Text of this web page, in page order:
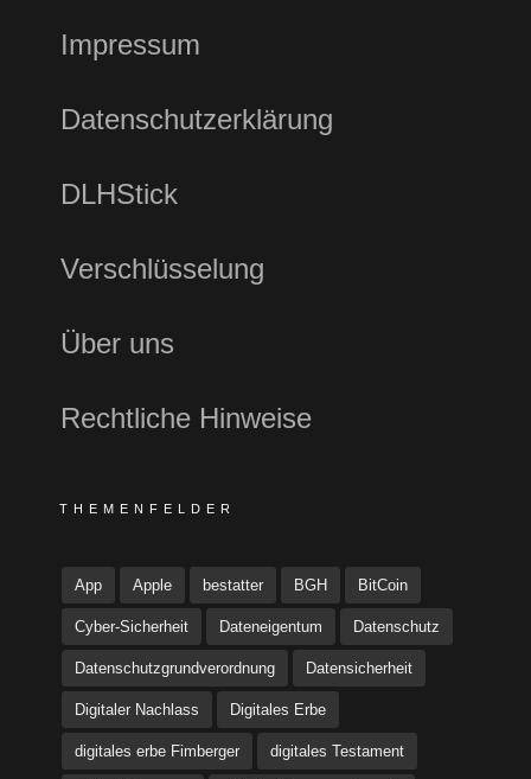
Impressum
Datenschutzerklärung
DLHStick
Verschlüsselung
Über uns
Rechtliche Hinweise
THEMENFELDER
App Apple bestatter BGH BitCoin
Cyber-Sicherheit Dateneigentum Datenschutz
Datenschutzgrundverordnung Datensicherheit
Digitaler Nachlass Digitales Erbe
digitales erbe Fimberger digitales Testament